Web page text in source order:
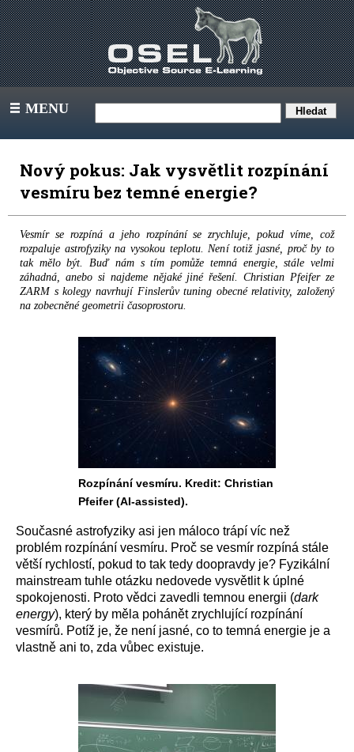
III MENU
Nový pokus: Jak vysvětlit rozpínání
vesmíru bez temné energie?
Vesmír se rozpíná a jeho rozpínání se zrychluje, pokud víme, což
rozpaluje astrofyziky na vysokou teplotu. Není totiž jasné, proč by to
tak mělo být. Buď nám s tím pomůže temná energie, stále velmi
záhadná, anebo si najdeme nějaké jiné řešení. Christian Pfeifer ze
ZARM s kolegy navrhují Finslerův tuning obecné relativity, založený
na zobecněné geometrii časoprostoru.
Rozpínání vesmíru. Kredit: Christian
Pfeifer (AI-assisted).
Současné astrofyziky asi jen máloco trápí víc než
problém rozpínání vesmíru. Proč se vesmír rozpíná stále
větší rychlostí, pokud to tak tedy doopravdy je? Fyzikální
mainstream tuhle otázku nedovede vysvětlit k úplné
spokojenosti. Proto vědci zavedli temnou energii (dark
energy), který by měla pohánět zrychlující rozpínání
vesmírů. Potíž je, že není jasné, co to temná energie je a
vlastně ani to, zda vůbec existuje.